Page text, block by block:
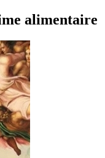
alimentaire